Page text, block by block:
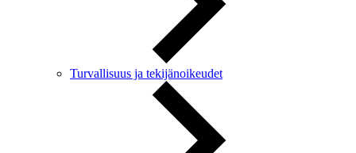
Turvallisuus ja tekijänoikeudet